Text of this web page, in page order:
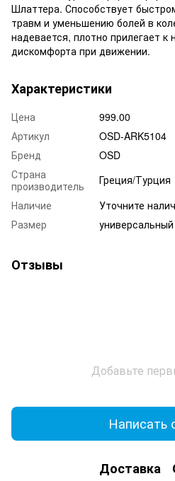
Шлаттера. Способствует
травм и уменьшению болей в
надевается, плотно прилегает к
дискомфорта при движении.
Характеристики
Цена
999.00
Артикул
OSD-ARK5104
Бренд
OSD
Страна
производитель
Греция/Турция
Наличие
Уточните
Размер
Отзывы
Добавьте
Написать
Доставка